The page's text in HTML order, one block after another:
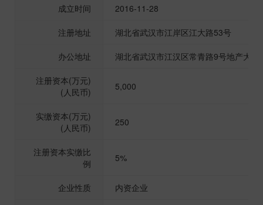
成立时间 2016-11-28
注册地址 湖北省武汉市江岸区江大路53号
办公地址 湖北省武汉市江汉区常青路9号地产大厦
注册资本(万元)
(人民币)
5,000
实缴资本(万元)
(人民币)
250
注册资本实缴比
例
5%
企业性质 内资企业